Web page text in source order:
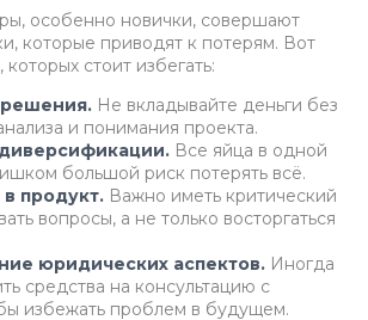
особенно новички, совершают
которые приводят к потерям. Вот
стоит избегать:
Не вкладывайте деньги без
и понимания проекта.
Все яйца в одной
большой риск потерять всё.
продукт. Важно иметь критический
вопросы, а не только восторгаться
юридических аспектов. Иногда
средства на консультацию с
избежать проблем в будущем.